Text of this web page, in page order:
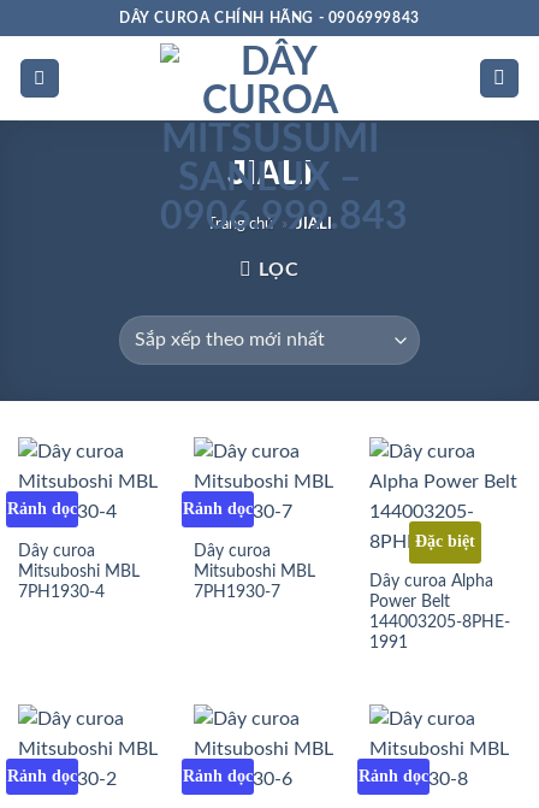
dung
DÂY CUROA CHÍNH HÃNG - 0906999843
JIALI
Trang chủ » JIALI
LỌC
Rảnh dọc
Dây curoa
Mitsuboshi MBL
7PH1930-4
Rảnh dọc
Dây curoa
Mitsuboshi MBL
7PH1930-7
Đặc biệt
Dây curoa Alpha
Power Belt
144003205-8PHE-
1991
Rảnh dọc Rảnh dọc Rảnh dọc